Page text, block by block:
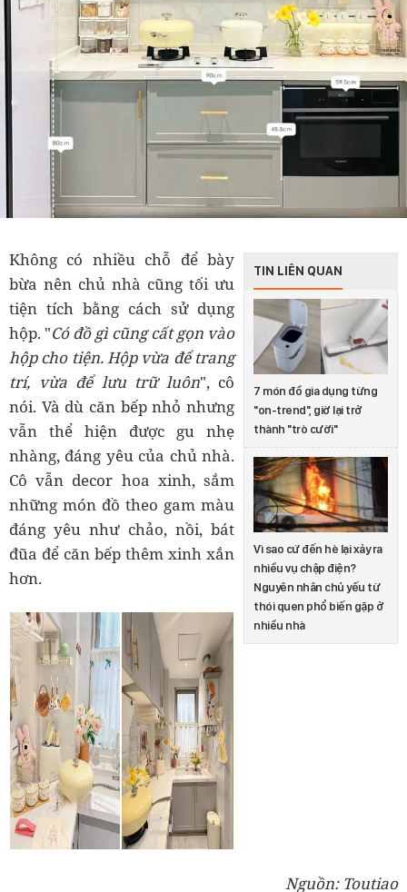
TIN LIÊN QUAN
7 món đồ gia dụng từng
"on-trend", giờ lại trở
thành "trò cười"
Vì sao cứ đến hè lại xảy ra
nhiều vụ chập điện?
Nguyên nhân chủ yếu từ
thói quen phổ biến gặp ở
nhiều nhà
Không có nhiều chỗ để bày
bừa nên chủ nhà cũng tối ưu
tiện tích bằng cách sử dụng
hộp. "Có đồ gì cũng cất gọn vào
hộp cho tiện. Hộp vừa để trang
trí, vừa để lưu trữ luôn", cô
nói. Và dù căn bếp nhỏ nhưng
vẫn thể hiện được gu nhẹ
nhàng, đáng yêu của chủ nhà.
Cô vẫn decor hoa xinh, sắm
những món đồ theo gam màu
đáng yêu như chảo, nồi, bát
đũa để căn bếp thêm xinh xắn
hơn.
Nguồn: Toutiao